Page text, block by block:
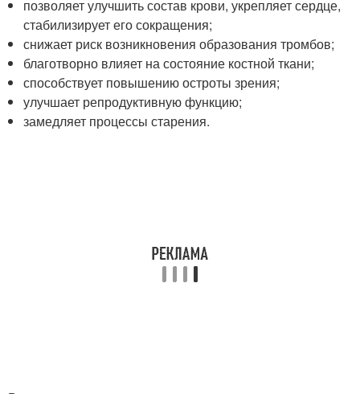
позволяет улучшить состав крови, укрепляет сердце,
стабилизирует его сокращения;
снижает риск возникновения образования тромбов;
благотворно влияет на состояние костной ткани;
способствует повышению остроты зрения;
улучшает репродуктивную функцию;
замедляет процессы старения.